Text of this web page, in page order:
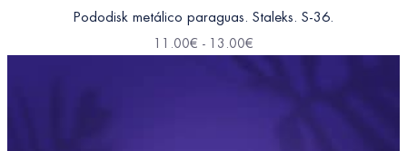
Pododisk metálico paraguas. Staleks. S-36.
11.00€ - 13.00€